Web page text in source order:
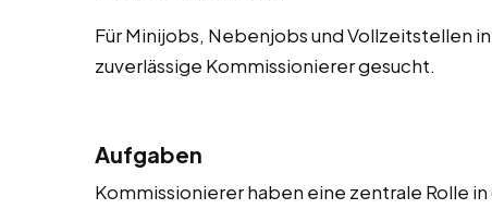
Für Minijobs, Nebenjobs und Vollzeitstellen
zuverlässige Kommissionierer gesucht.
Aufgaben
Kommissionierer haben eine zentrale Rolle